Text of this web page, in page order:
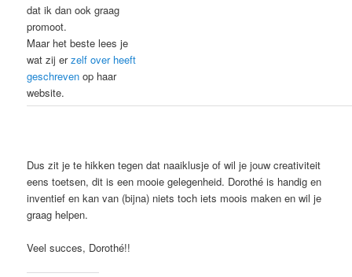
dat ik dan ook graag
promoot.
Maar het beste lees je
wat zij erzelf over heeft
geschreven op haar
website.
Dus zit je te hikken tegen dat naaiklusje of wil je jouw creativiteit
eens toetsen, dit is een mooie gelegenheid. Dorothé is handig en
inventief en kan van (bijna) niets toch iets moois maken en wil je
graag helpen.
Veel succes, Dorothé!!